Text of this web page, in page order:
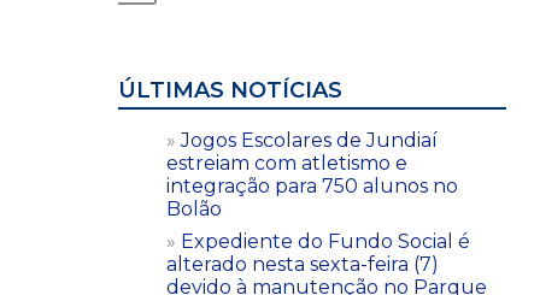
ÚLTIMAS NOTÍCIAS
Jogos Escolares de Jundiaí
estreiam com atletismo e
integração para 750 alunos no
Bolão
Expediente do Fundo Social é
alterado nesta sexta-feira (7)
devido à manutenção no Parque